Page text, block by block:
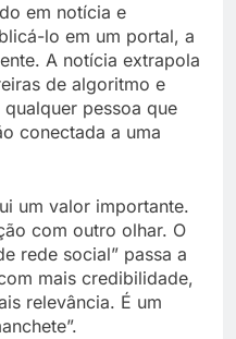
em notícia e
lo em um portal, a
A notícia extrapola
de algoritmo e
pessoa que
conectada a uma
um valor importante.
com outro olhar. O
rede social” passa a
mais credibilidade,
relevância. É um